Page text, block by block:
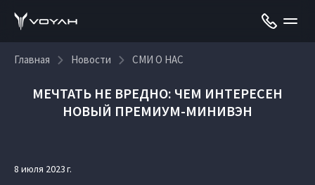
Главная Новости СМИ О НАС
МЕЧТАТЬ НЕ ВРЕДНО: ЧЕМ ИНТЕРЕСЕН
НОВЫЙ ПРЕМИУМ-МИНИВЭН
8 июля 2023 г.